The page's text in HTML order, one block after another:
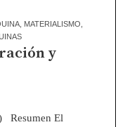
, MATERIALISMO
y
Resumen El